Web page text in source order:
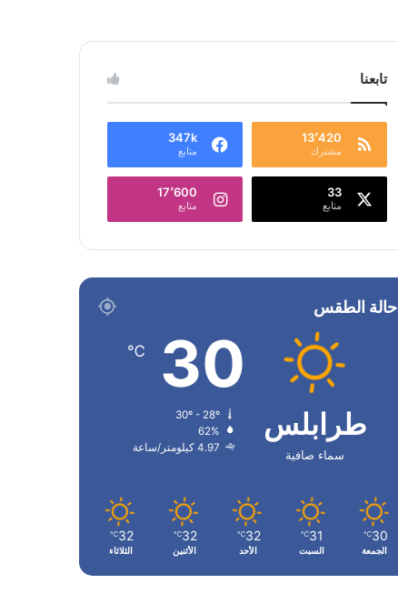
تابعنا
13٬420
مشترك
347k
متابع
33
متابع
17٬600
متابع
حالة الطقس
طرابلس
سماء صافية
30
℃
62%
4.97 كيلومتر/ساعة
30
℃
الجمعة
31
℃
السبت
32
℃
الأحد
32
℃
الأثنين
32
℃
الثلاثاء